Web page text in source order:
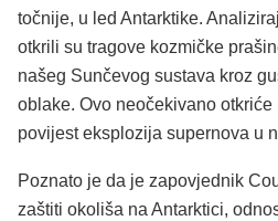
točnije, u led Antarktike.
otkrili su tragove kozmičke
našeg Sunčevog sustava kroz
oblake. Ovo neočekivano
povijest eksplozija supernova u
Poznato je da je zapovjednik
zaštiti okoliša na Antarktici,